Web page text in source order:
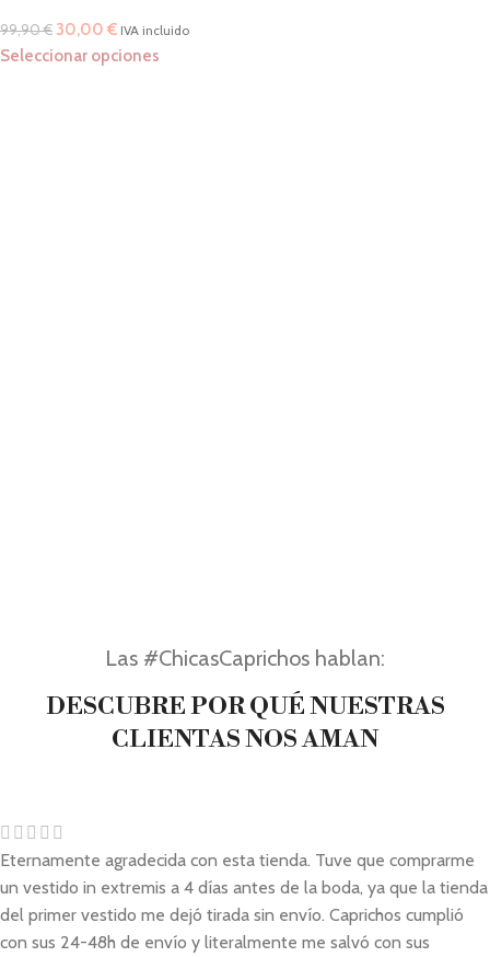
99,90€ 30,00 € IVA incluido
Seleccionar opciones
Las #ChicasCaprichos hablan:
DESCUBRE POR QUÉ NUESTRAS
CLIENTAS NOS AMAN
Eternamente agradecida con esta tienda. Tuve que comprarme
un vestido in extremis a 4 días antes de la boda, ya que la tienda
del primer vestido me dejó tirada sin envío. Caprichos cumplió
con sus 24-48h de envío y literalmente me salvó con sus